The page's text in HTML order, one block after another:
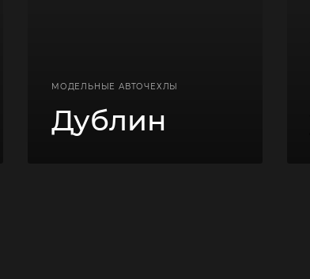
МОДЕЛЬНЫЕ АВТОЧЕХЛЫ
Дублин